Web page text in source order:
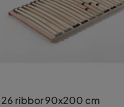
ribbor 90x200 cm